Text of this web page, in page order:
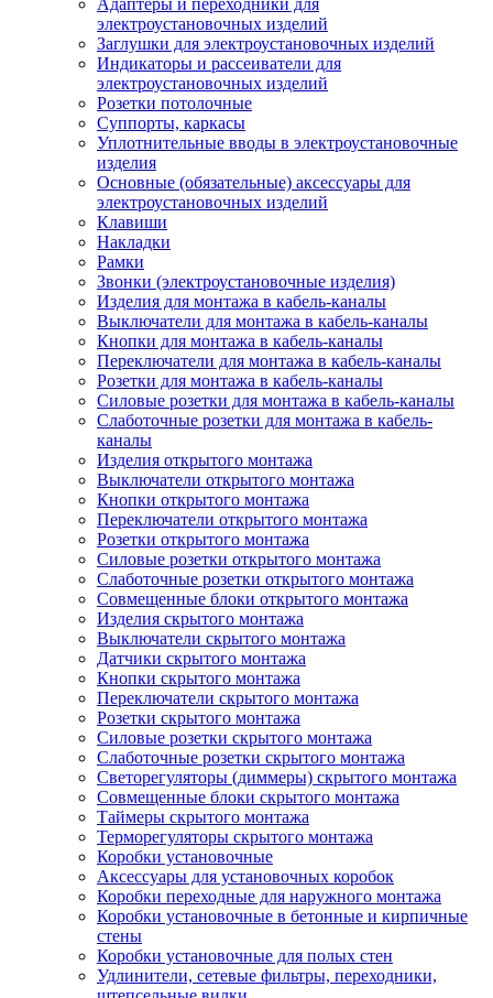
Адаптеры и переходники для
электроустановочных изделий
Заглушки для электроустановочных изделий
Индикаторы и рассеиватели для
электроустановочных изделий
Розетки потолочные
Суппорты, каркасы
Уплотнительные вводы в электроустановочные
изделия
Основные (обязательные) аксессуары для
электроустановочных изделий
Клавиши
Накладки
Рамки
Звонки (электроустановочные изделия)
Изделия для монтажа в кабель-каналы
Выключатели для монтажа в кабель-каналы
Кнопки для монтажа в кабель-каналы
Переключатели для монтажа в кабель-каналы
Розетки для монтажа в кабель-каналы
Силовые розетки для монтажа в кабель-каналы
Слаботочные розетки для монтажа в кабель-
каналы
Изделия открытого монтажа
Выключатели открытого монтажа
Кнопки открытого монтажа
Переключатели открытого монтажа
Розетки открытого монтажа
Силовые розетки открытого монтажа
Слаботочные розетки открытого монтажа
Совмещенные блоки открытого монтажа
Изделия скрытого монтажа
Выключатели скрытого монтажа
Датчики скрытого монтажа
Кнопки скрытого монтажа
Переключатели скрытого монтажа
Розетки скрытого монтажа
Силовые розетки скрытого монтажа
Слаботочные розетки скрытого монтажа
Светорегуляторы (диммеры) скрытого монтажа
Совмещенные блоки скрытого монтажа
Таймеры скрытого монтажа
Терморегуляторы скрытого монтажа
Коробки установочные
Аксессуары для установочных коробок
Коробки переходные для наружного монтажа
Коробки установочные в бетонные и кирпичные
стены
Коробки установочные для полых стен
Удлинители, сетевые фильтры, переходники,